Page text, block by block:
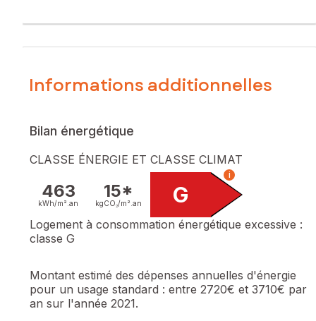
Informations additionnelles
Bilan énergétique
CLASSE ÉNERGIE ET CLASSE CLIMAT
463
kWh/m². an
15*
kgCO₂/m². an G
i
Logement à consommation énergétique excessive :
classe G
Montant estimé des dépenses annuelles d'énergie
pour un usage standard : entre 2720€ et 3710€ par
an sur l'année 2021.